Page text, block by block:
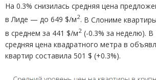
На 0.3% снизилась средняя цена
в Лиде — до 649 $/м2. В Слониме
в среднем за 441 $/м2 (-0.3% за неделю).
средняя цена квадратного метра в
квартир составила 501 $ (+0.3%).